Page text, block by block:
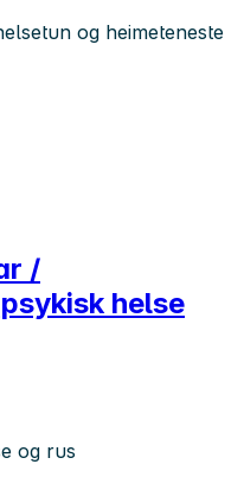
og heimeteneste
/
helse
og rus